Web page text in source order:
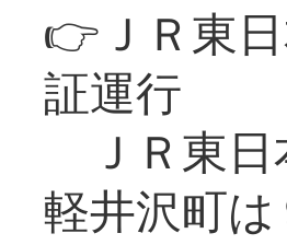
👉ＪＲ東
証運行
ＪＲ東日
軽井沢町